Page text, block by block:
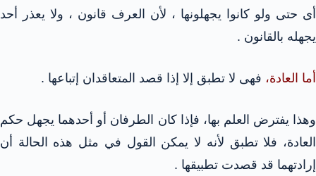
أى حتى ولو كانوا يجهلونها ، لأن العرف قانون ، ولا يعذر أحد
يجهله بالقانون .
أما العادة، فهى لا تطبق إلا إذا قصد المتعاقدان إتباعها .
وهذا يفترض العلم بها، فإذا كان الطرفان أو أحدهما يجهل حكم
العادة، فلا تطبق لأنه لا يمكن القول في مثل هذه الحالة أن
إرادتهما قد قصدت تطبيقها .